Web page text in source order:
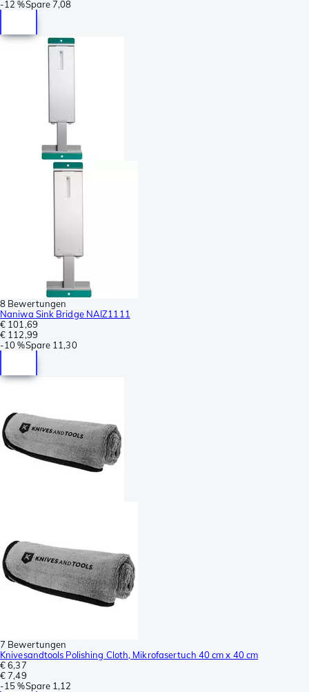
-12 %Spare7,08
8 Bewertungen
Naniwa Sink Bridge NAIZ1111
€ 101,69
€ 112,99
-10 %Spare 11,30
7 Bewertungen
Knivesandtools Polishing Cloth, Mikrofasertuch 40 cm x 40 cm
€ 6,37
€ 7,49
-15 %Spare 1,12